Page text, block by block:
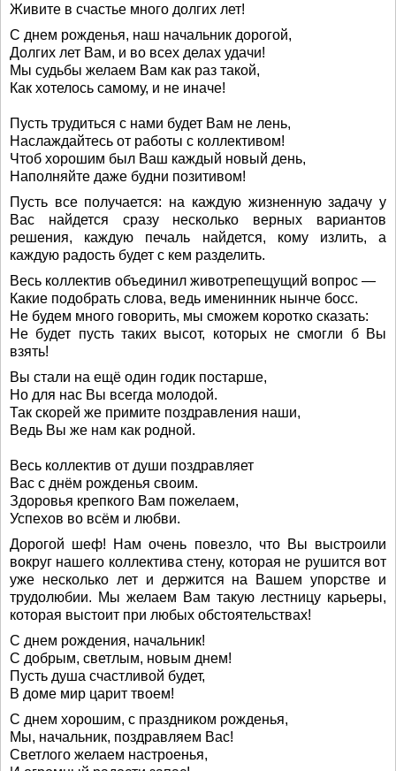
Живите в счастье много долгих лет!
С днем рожденья, наш начальник дорогой,
Долгих лет Вам, и во всех делах удачи!
Мы судьбы желаем Вам как раз такой,
Как хотелось самому, и не иначе!
Пусть трудиться с нами будет Вам не лень,
Наслаждайтесь от работы с коллективом!
Чтоб хорошим был Ваш каждый новый день,
Наполняйте даже будни позитивом!
Пусть все получается: на каждую жизненную задачу у
Вас найдется сразу несколько верных вариантов
решения, каждую печаль найдется, кому излить, а
каждую радость будет с кем разделить.
Весь коллектив объединил животрепещущий вопрос —
Какие подобрать слова, ведь именинник нынче босс.
Не будем много говорить, мы сможем коротко сказать:
Не будет пусть таких высот, которых не смогли б Вы
взять!
Вы стали на ещё один годик постарше,
Но для нас Вы всегда молодой.
Так скорей же примите поздравления наши,
Ведь Вы же нам как родной.
Весь коллектив от души поздравляет
Вас с днём рожденья своим.
Здоровья крепкого Вам пожелаем,
Успехов во всём и любви.
Дорогой шеф! Нам очень повезло, что Вы выстроили
вокруг нашего коллектива стену, которая не рушится вот
уже несколько лет и держится на Вашем упорстве и
трудолюбии. Мы желаем Вам такую лестницу карьеры,
которая выстоит при любых обстоятельствах!
С днем рождения, начальник!
С добрым, светлым, новым днем!
Пусть душа счастливой будет,
В доме мир царит твоем!
С днем хорошим, с праздником рожденья,
Мы, начальник, поздравляем Вас!
Светлого желаем настроенья,